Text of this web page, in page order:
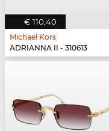
€ 110,40
Michael Kors
ADRIANNA II - 310613